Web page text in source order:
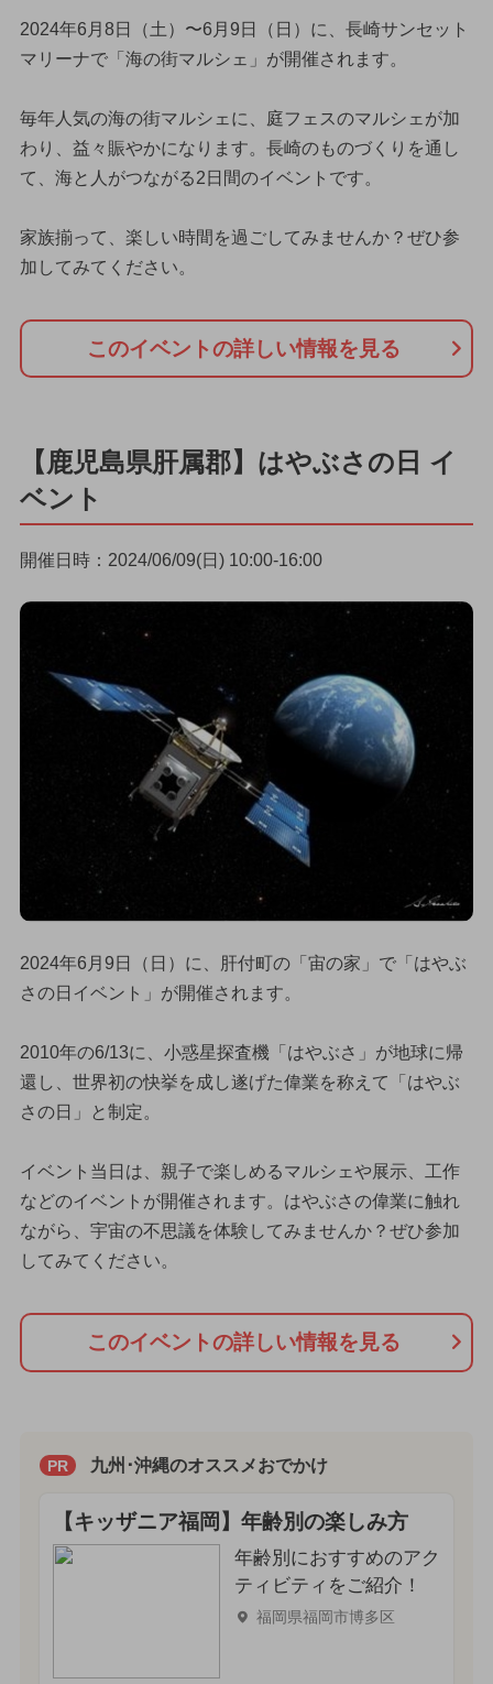
2024年6月8日（土）〜6月9日（日）に、長崎サンセット
マリーナで「海の街マルシェ」が開催されます。
毎年人気の海の街マルシェに、庭フェスのマルシェが加
わり、益々賑やかになります。長崎のものづくりを通し
て、海と人がつながる2日間のイベントです。
家族揃って、楽しい時間を過ごしてみませんか？ぜひ参
加してみてください。
このイベントの詳しい情報を見る
【鹿児島県肝属郡】はやぶさの日 イ
ベント
開催日時：2024/06/09(日) 10:00-16:00
2024年6月9日（日）に、肝付町の「宙の家」で「はやぶ
さの日イベント」が開催されます。
2010年の6/13に、小惑星探査機「はやぶさ」が地球に帰
還し、世界初の快挙を成し遂げた偉業を称えて「はやぶ
さの日」と制定。
イベント当日は、親子で楽しめるマルシェや展示、工作
などのイベントが開催されます。はやぶさの偉業に触れ
ながら、宇宙の不思議を体験してみませんか？ぜひ参加
してみてください。
このイベントの詳しい情報を見る
PR 九州･沖縄のオススメおでかけ
【キッザニア福岡】年齢別の楽しみ方
年齢別におすすめのアク
ティビティをご紹介！
福岡県福岡市博多区